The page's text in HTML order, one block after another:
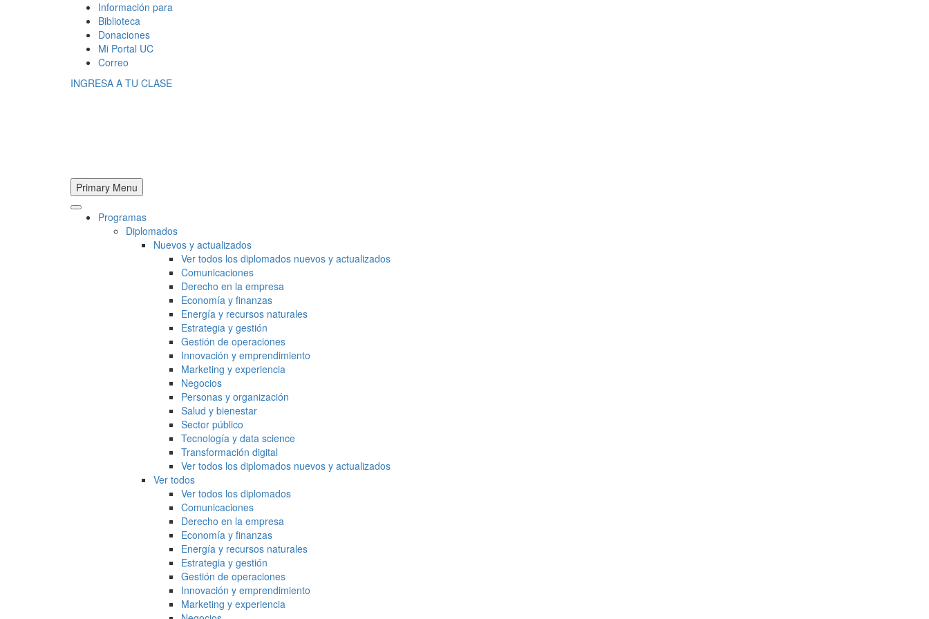
Información para
Biblioteca
Donaciones
Mi Portal UC
Correo
INGRESA A TU CLASE
Primary Menu
Programas
Diplomados
Nuevos y actualizados
Ver todos los diplomados nuevos y actualizados
Comunicaciones
Derecho en la empresa
Economía y finanzas
Energía y recursos naturales
Estrategia y gestión
Gestión de operaciones
Innovación y emprendimiento
Marketing y experiencia
Negocios
Personas y organización
Salud y bienestar
Sector público
Tecnología y data science
Transformación digital
Ver todos los diplomados nuevos y actualizados
Ver todos
Ver todos los diplomados
Comunicaciones
Derecho en la empresa
Economía y finanzas
Energía y recursos naturales
Estrategia y gestión
Gestión de operaciones
Innovación y emprendimiento
Marketing y experiencia